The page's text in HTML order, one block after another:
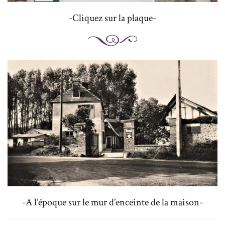
-Cliquez sur la plaque-
-A l’époque sur le mur d’enceinte de la maison-